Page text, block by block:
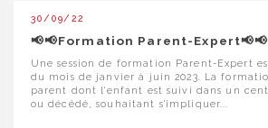
30/09/22
📢📢Formation Parent-Expert📢📢
Une session de formation Parent-Expert
du mois de janvier à juin 2023. La
parent dont l'enfant est suivi dans un
ou décédé, souhaitant s'impliquer...